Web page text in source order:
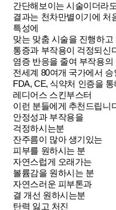
간단해보이는 시술이더라
결과는 천차만별이기에 처
특성에
맞는 맞춤 시술을 진행하고
통증과 부작용이 걱정되신
염증 반응을 줄여 부작용의
전세계 80여개 국가에서
FDA, CE, 식약처 인증을
레디어스 스킨부스터
이런 분들에게 추천드립니
안정성과 부작용을
걱정하시는분
잔주름이 많아 생기있는
피부를 원하시는 분
자연스럽게 오래가는
볼륨감을 원하시는 분
자연스러운 피부톤과
결 개선 원하시는분
탄력 잃고 처진